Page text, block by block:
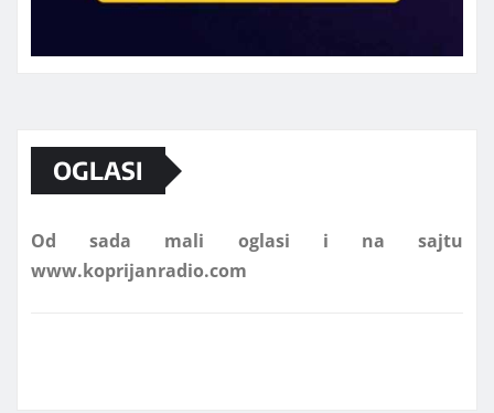
OGLASI
Od sada mali oglasi i na sajtu